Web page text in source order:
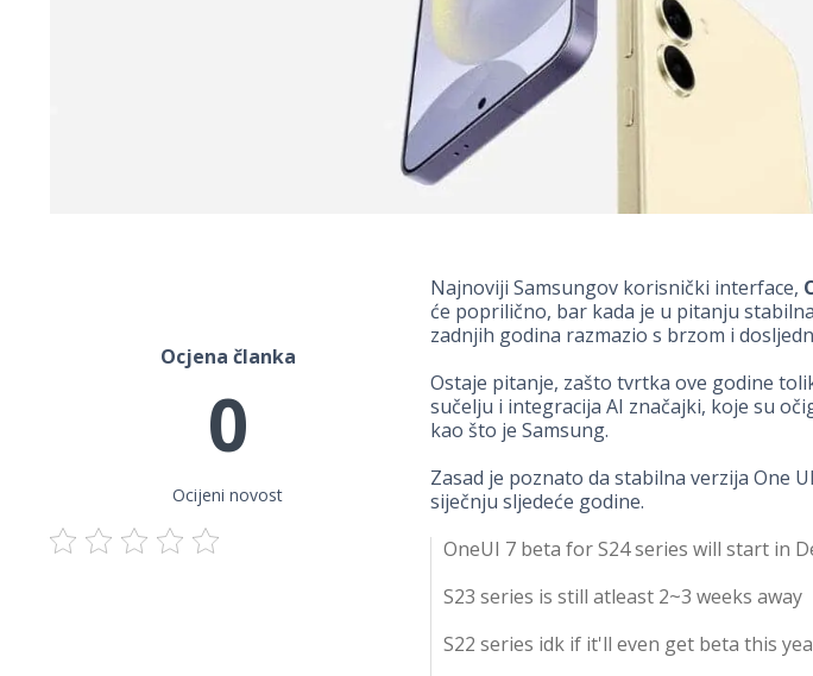
Ocjena članka
0
Ocijeni novost
Najnoviji Samsungov korisnički interface,
će poprilično, bar kada je u pitanju
zadnjih godina razmazio s brzom i
Ostaje pitanje, zašto tvrtka ove godine
sučelju i integracija AI značajki, koje su
kao što je Samsung.
Zasad je poznato da stabilna verzija One
siječnju sljedeće godine.
OneUI 7 beta for S24 series will start in
S23 series is still atleast 2~3 weeks away
S22 series idk if it'll even get beta this